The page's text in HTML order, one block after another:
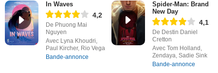
In Waves
4,2
De Phuong Mai
Nguyen
Avec Lyna Khoudri,
Paul Kircher, Rio Vega
Bande-annonce
Spider-Man: Brand
New Day
4,1
De Destin Daniel
Cretton
Avec Tom Holland,
Zendaya, Sadie Sink
Bande-annonce